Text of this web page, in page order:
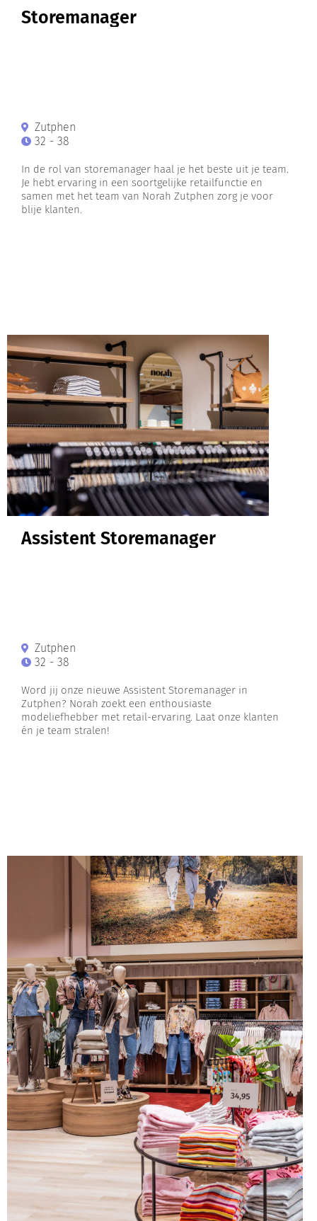
Storemanager
Zutphen
32 - 38
In de rol van storemanager haal je het beste uit je team.
Je hebt ervaring in een soortgelijke retailfunctie en
samen met het team van Norah Zutphen zorg je voor
blije klanten.
Assistent Storemanager
Zutphen
32 - 38
Word jij onze nieuwe Assistent Storemanager in
Zutphen? Norah zoekt een enthousiaste
modeliefhebber met retail-ervaring. Laat onze klanten
én je team stralen!